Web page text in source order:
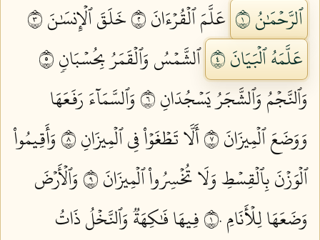
ٱلرَّحۡمَٰنُ ١ عَلَّمَ ٱلۡقُرۡءَانَ ٢
خَلَقَ ٱلۡإِنسَٰنَ ٣
عَلَّمَهُ ٱلۡبَيَانَ ٤
ٱلشَّمۡسُ وَٱلۡقَمَرُ بِحُسۡبَانٖ ٥
وَٱلنَّجۡمُ وَٱلشَّجَرُ يَسۡجُدَانِ ٦
وَٱلسَّمَآءَ رَفَعَهَا
وَوَضَعَ ٱلۡمِيزَانَ ٧
أَلَّا تَطۡغَوۡاْ فِي ٱلۡمِيزَانِ ٨
وَأَقِيمُواْ
ٱلۡوَزۡنَ بِٱلۡقِسۡطِ وَلَا تُخۡسِرُواْ ٱلۡمِيزَانَ ٩
وَٱلۡأَرۡضَ
وَضَعَهَا لِلۡأَنَامِ ١٠
فِيهَا فَٰكِهَةٞ وَٱلنَّخۡلُ ذَاتُ